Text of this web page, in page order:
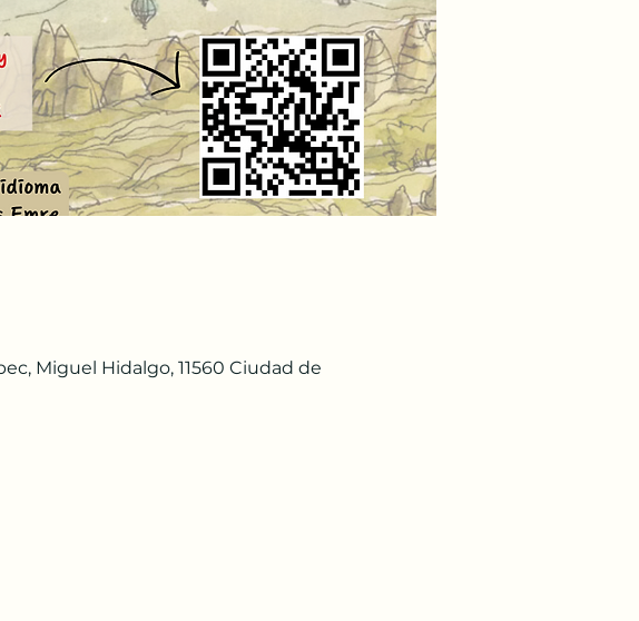
Miguel Hidalgo, 11560 Ciudad de